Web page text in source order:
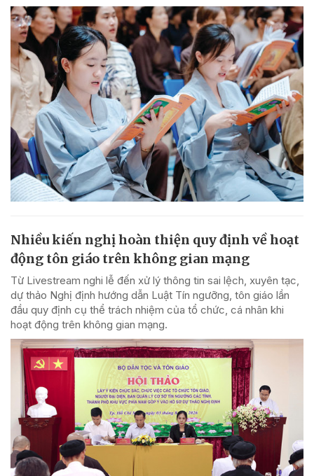
Nhiều kiến nghị hoàn thiện quy định về hoạt
động tôn giáo trên không gian mạng
Từ Livestream nghi lễ đến xử lý thông tin sai lệch, xuyên tạc,
dự thảo Nghị định hướng dẫn Luật Tín ngưỡng, tôn giáo lần
đầu quy định cụ thể trách nhiệm của tổ chức, cá nhân khi
hoạt động trên không gian mạng.